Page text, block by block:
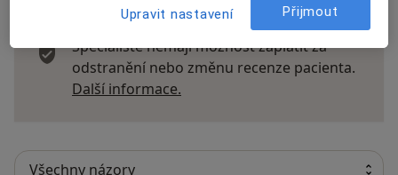
Recenze pacientů jsou pro nás důležité.
Specialisté nemají možnost zaplatit za
odstranění nebo změnu recenze pacienta.
Další informace.
Upravit nastavení Přijmout